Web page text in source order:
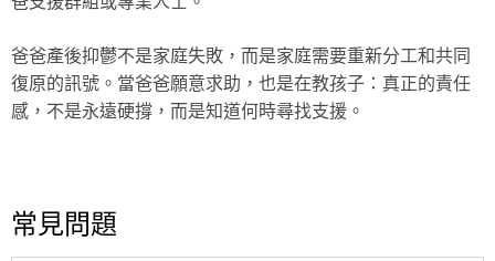
爸爸產後抑鬱不是家庭失敗，而是家庭需要重新分工和共同
復原的訊號。當爸爸願意求助，也是在教孩子：真正的責任
感，不是永遠硬撐，而是知道何時尋找支援。
常見問題